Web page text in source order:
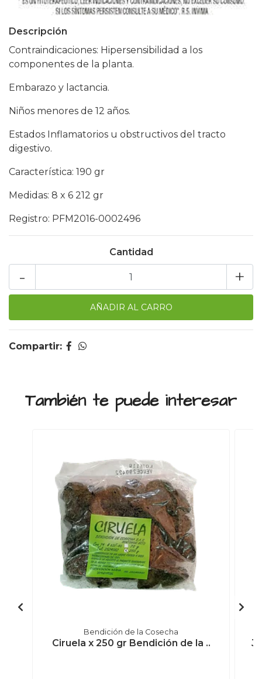
Descripción
Contraindicaciones: Hipersensibilidad a los
componentes de la planta.
Embarazo y lactancia.
Niños menores de 12 años.
Estados Inflamatorios u obstructivos del tracto
digestivo.
Característica: 190 gr
Medidas: 8 x 6 212 gr
Registro: PFM2016-0002496
Cantidad
+
-
Compartir:
También te puede interesar
Bendición de la Cosecha
Ciruela x 250 gr Bendición de la ..